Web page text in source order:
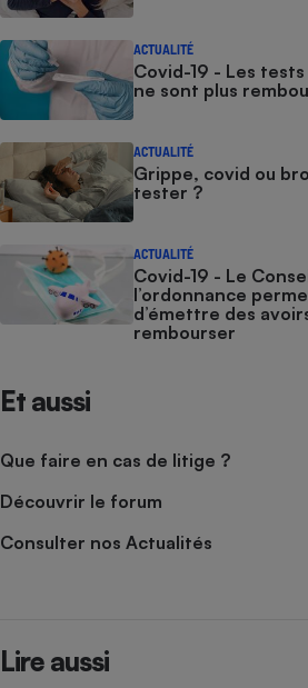
ACTUALITÉ
Covid-19 - Les
ne sont plus
ACTUALITÉ
Grippe, covid ou
tester ?
ACTUALITÉ
Covid-19 - Le
l’ordonnance
d’émettre des
rembourser
Et aussi
Que faire en cas de litige ?
Découvrir le forum
Consulter nos Actualités
Lire aussi